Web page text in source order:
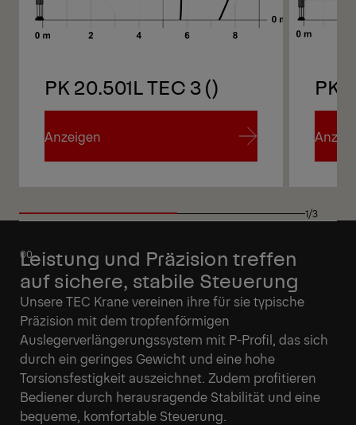
PK 20.501L TEC 3 ()
Anzeigen
PK
1/3
Leistung und Präzision treffen
auf sichere, stabile Steuerung
Unsere TEC Krane vereinen ihre für sie typische
Präzision mit dem tropfenförmigen
Auslegerverlängerungssystem mit P-Profil, das sich
durch ein geringes Gewicht und eine hohe
Torsionsfestigkeit auszeichnet. Zudem profitieren
Bediener durch herausragende Stabilität und eine
bequeme, komfortable Steuerung.